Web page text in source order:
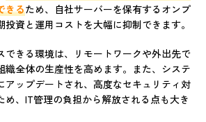
きるため、自社サーバーを保有するオンプ
投資と運用コストを大幅に抑制できます。
できる環境は、リモートワークや外出先で
織全体の生産性を高めます。また、システ
アップデートされ、高度なセキュリティ対
め、IT管理の負担から解放される点も大き